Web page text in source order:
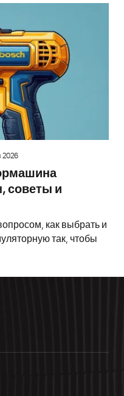
2026
советы и
как выбрать и
так, чтобы